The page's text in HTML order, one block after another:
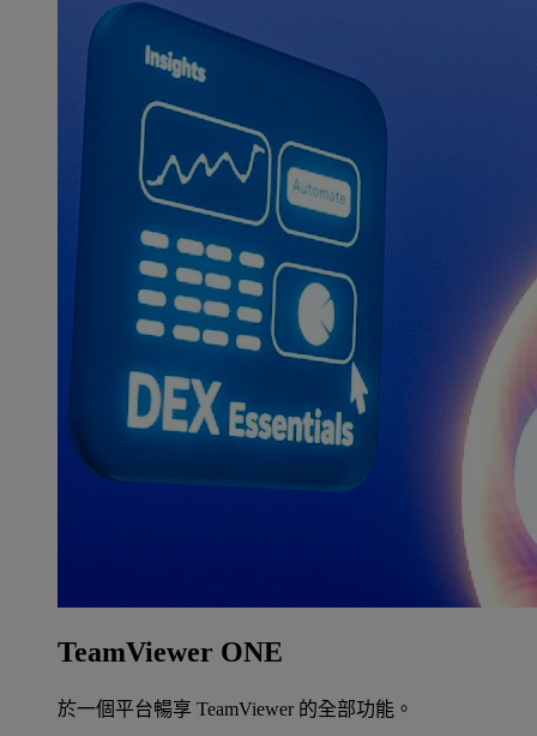
TeamViewer ONE
於一個平台暢享 TeamViewer 的全部功能。